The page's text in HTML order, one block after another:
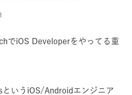
でiOS Developerをやってる重
いうiOS/Androidエンジニア